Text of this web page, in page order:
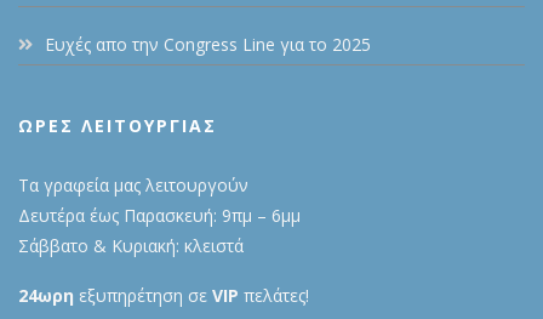
Ευχές απο την Congress Line για το 2025
ΩΡΕΣ ΛΕΙΤΟΥΡΓΙΑΣ
Τα γραφεία μας λειτουργούν
Δευτέρα έως Παρασκευή: 9πμ – 6μμ
Σάββατο & Κυριακή: κλειστά
24ωρη εξυπηρέτηση σε VIP πελάτες!